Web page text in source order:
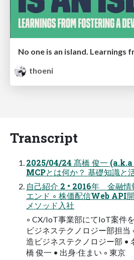
thoeni
Transcript
2025/04/24 髙橋 俊⼀
MCPとは何か？ 基礎知識と
⾃⼰紹介 2 • 2016年 ⾦融情
エンド ◦ 株価配信Web API
メソッド⼊社
◦ CX/IoT事業部にてIoT案件
ビジネステクノロジー部担当
造ビジネステクノロジー部 •
橋 俊⼀ • 出⾝‧住まい ◦ 東京